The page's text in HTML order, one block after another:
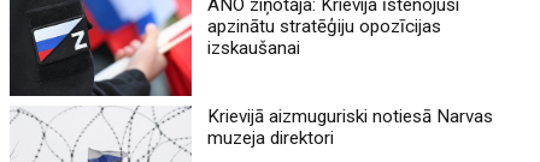
ANO ziņotāja: Krievija īstenojusi
apzinātu stratēģiju opozīcijas
izskaušanai
Krievijā aizmuguriski notiesā Narvas
muzeja direktori